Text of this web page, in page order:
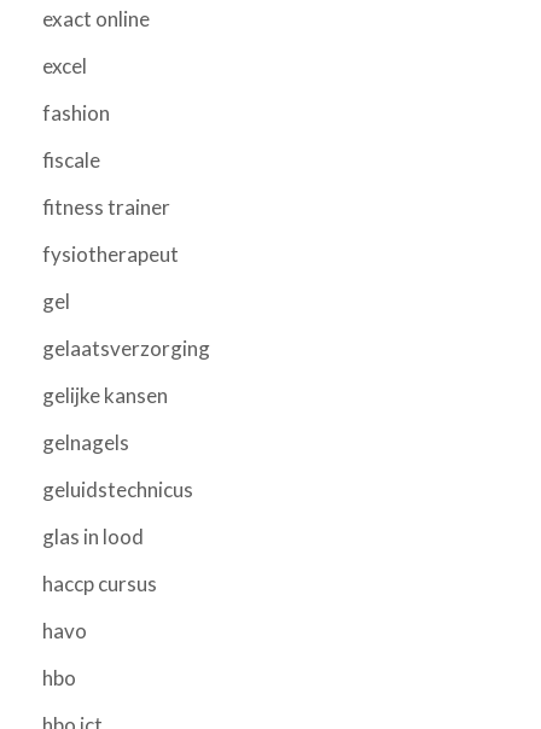
exact online
excel
fashion
fiscale
fitness trainer
fysiotherapeut
gel
gelaatsverzorging
gelijke kansen
gelnagels
geluidstechnicus
glas in lood
haccp cursus
havo
hbo